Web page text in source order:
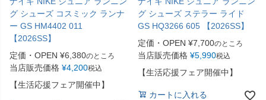
グ シューズ コスミック ランナ
ー GS HM4402 011
【2026SS】
定価・OPEN ¥6,380のところ
当店販売価格 ¥4,200税込
【生活応援フェア開催中】
グ シューズ ステラー ライド
GS HQ3266 605 【2026SS】
定価・OPEN ¥7,700のところ
当店販売価格 ¥5,990税込
【生活応援フェア開催中】
カートに入れる